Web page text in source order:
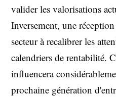
valider les valorisations
Inversement, une
secteur à recalibrer les
calendriers de rentabilité.
influencera
prochaine génération